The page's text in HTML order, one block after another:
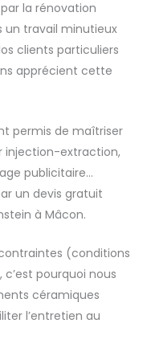
la rénovation
un travail minutieux
clients particuliers
apprécient cette
permis de maîtriser
injection-extraction,
publicitaire…
un devis gratuit
à Mâcon.
(conditions
pourquoi nous
céramiques
l’entretien au